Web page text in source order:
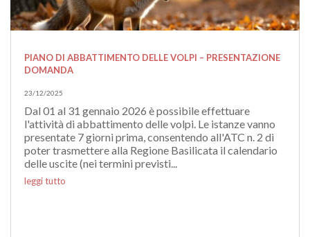
PIANO DI ABBATTIMENTO DELLE VOLPI – PRESENTAZIONE
DOMANDA
23/12/2025
Dal 01 al 31 gennaio 2026 è possibile effettuare
l'attività di abbattimento delle volpi. Le istanze vanno
presentate 7 giorni prima, consentendo all'ATC n. 2 di
poter trasmettere alla Regione Basilicata il calendario
delle uscite (nei termini previsti...
leggi tutto